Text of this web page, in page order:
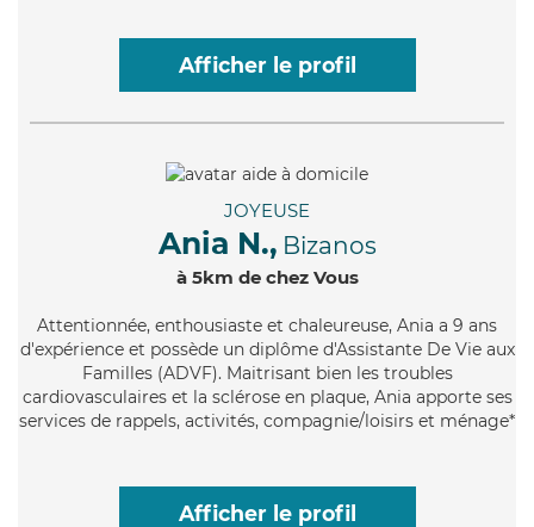
Afficher le profil
JOYEUSE
Ania N., Bizanos
à 5km de chez Vous
Attentionnée, enthousiaste et chaleureuse, Ania a 9 ans
d'expérience et possède un diplôme d'Assistante De Vie aux
Familles (ADVF). Maitrisant bien les troubles
cardiovasculaires et la sclérose en plaque, Ania apporte ses
services de rappels, activités, compagnie/loisirs et ménage*
Afficher le profil